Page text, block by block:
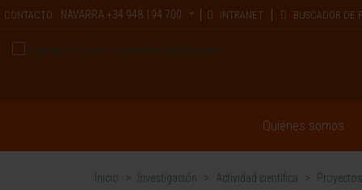
CONTACTO NAVARRA +34 948 194 700 INTRANET BUSCADOR DE
Quiénes somos
Inicio > Investigación > Actividad científica >